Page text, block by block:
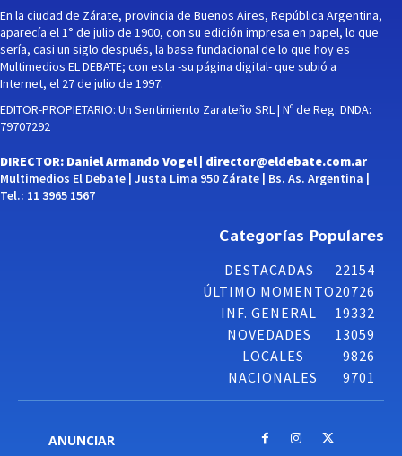
En la ciudad de Zárate, provincia de Buenos Aires, República Argentina,
aparecía el 1° de julio de 1900, con su edición impresa en papel, lo que
sería, casi un siglo después, la base fundacional de lo que hoy es
Multimedios EL DEBATE; con esta -su página digital- que subió a
Internet, el 27 de julio de 1997.
EDITOR-PROPIETARIO: Un Sentimiento Zarateño SRL | Nº de Reg. DNDA:
79707292
DIRECTOR: Daniel Armando Vogel | director@eldebate.com.ar
Multimedios El Debate | Justa Lima 950 Zárate | Bs. As. Argentina |
Tel.: 11 3965 1567
Categorías Populares
DESTACADAS
22154
ÚLTIMO MOMENTO20726
INF. GENERAL
19332
NOVEDADES
13059
LOCALES
9826
NACIONALES
9701
ANUNCIAR